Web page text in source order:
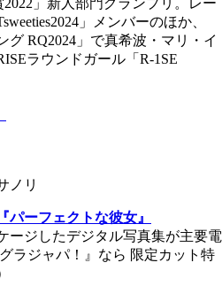
」メンバーのほか、
グ RQ2024」で真希波・マリ・イ
ラウンドガール「R-1SE
ノリ
ーフェクトな彼女』
ージしたデジタル写真集が主要電
ラジャパ！』なら 限定カット特